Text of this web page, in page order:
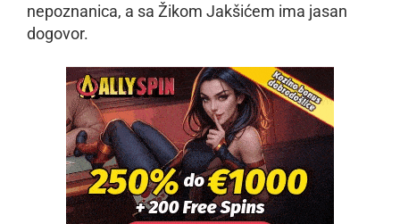
nepoznanica, a sa Žikom Jakšićem ima jasan
dogovor.